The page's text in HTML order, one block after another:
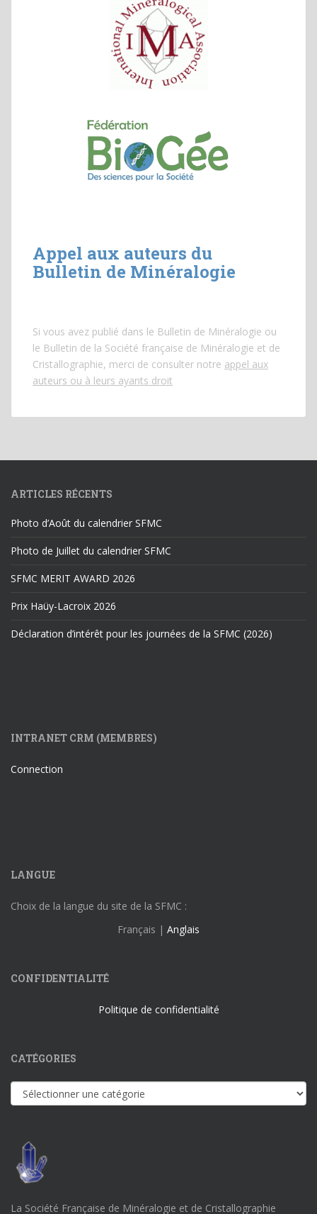
Appel aux auteurs du
Bulletin de Minéralogie
Si vous avez publié dans le Bulletin de Minéralogie ou
le Bulletin de la Société française de Minéralogie et de
Cristallographie, merci de consulter notre appel aux
auteurs ou à leurs ayants droit
ARTICLES RÉCENTS
Photo d’Août du calendrier SFMC
Photo de Juillet du calendrier SFMC
SFMC MERIT AWARD 2026
Prix Haüy-Lacroix 2026
Déclaration d’intérêt pour les journées de la SFMC (2026)
INTRANET CRM (MEMBRES)
Connection
LANGUE
Choix de la langue du site de la SFMC :
Français | Anglais
CONFIDENTIALITÉ
Politique de confidentialité
CATÉGORIES
Catégories
La Société Française de Minéralogie et de Cristallographie